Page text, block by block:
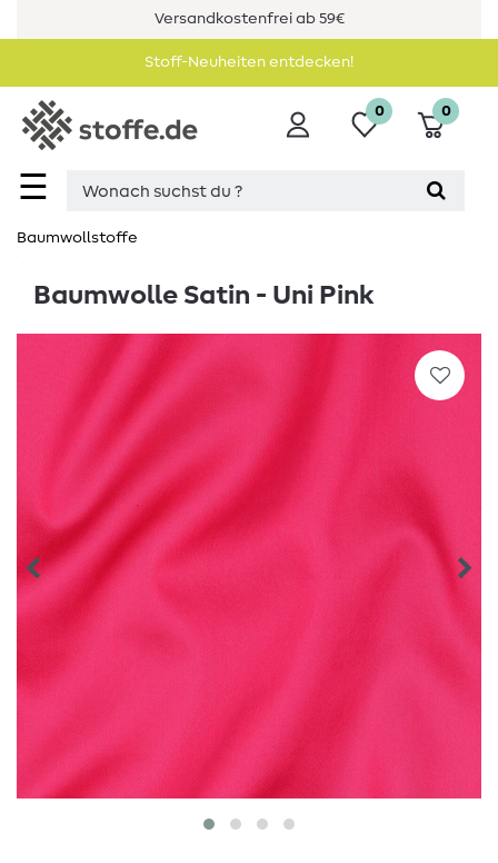
Versandkostenfrei ab 59€
Stoff-Neuheiten entdecken!
☰
0 0
Baumwollstoffe
Baumwolle Satin - Uni Pink